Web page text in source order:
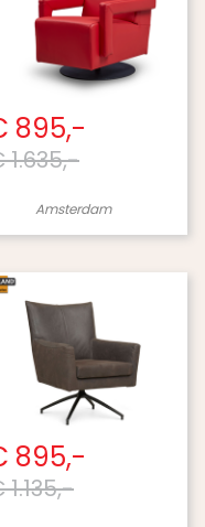
895,-
1.635,-
Amsterdam
895,-